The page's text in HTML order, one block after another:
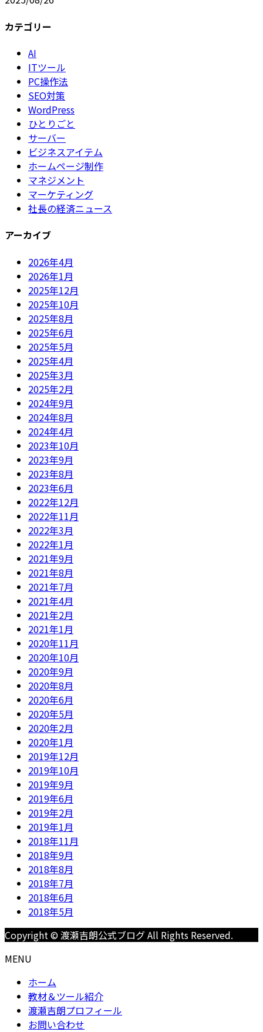
カテゴリー
AI
ITツール
PC操作法
SEO対策
WordPress
ひとりごと
サーバー
ビジネスアイテム
ホームページ制作
マネジメント
マーケティング
社長の経済ニュース
アーカイブ
2026年4月
2026年1月
2025年12月
2025年10月
2025年8月
2025年6月
2025年5月
2025年4月
2025年3月
2025年2月
2024年9月
2024年8月
2024年4月
2023年10月
2023年9月
2023年8月
2023年6月
2022年12月
2022年11月
2022年3月
2022年1月
2021年9月
2021年8月
2021年7月
2021年4月
2021年2月
2021年1月
2020年11月
2020年10月
2020年9月
2020年8月
2020年6月
2020年5月
2020年2月
2020年1月
2019年12月
2019年10月
2019年9月
2019年6月
2019年2月
2019年1月
2018年11月
2018年9月
2018年8月
2018年7月
2018年6月
2018年5月
Copyright © 渡瀬吉朗公式ブログ All Rights Reserved.
MENU
ホーム
教材＆ツール紹介
渡瀬吉朗プロフィール
お問い合わせ